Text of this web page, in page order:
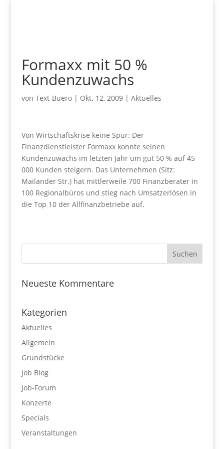
Formaxx mit 50 %
Kundenzuwachs
von Text-Buero| Okt. 12, 2009| Aktuelles
Von Wirtschaftskrise keine Spur: Der
Finanzdienstleister Formaxx konnte seinen
Kundenzuwachs im letzten Jahr um gut 50 % auf 45
000 Kunden steigern. Das Unternehmen (Sitz:
Mailänder Str.) hat mittlerweile 700 Finanzberater in
100 Regionalbüros und stieg nach Umsatzerlösen in
die Top 10 der Allfinanzbetriebe auf.
Neueste Kommentare
Kategorien
Aktuelles
Allgemein
Grundstücke
Job Blog
Job-Forum
Konzerte
Specials
Veranstaltungen